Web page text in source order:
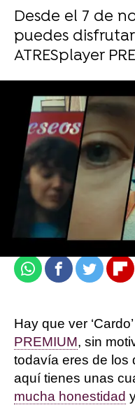
Desde el 7 de
puedes
ATRESplayer
atresplayer
Madrid
Actualizado:
27 de
Publicado:
06 de
WhatsappFacebook
Twitter
Hay que ver
PREMIUM, sin
todavía eres de los
aquí tienes unas
mucha honestidad